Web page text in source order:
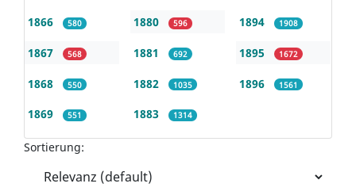
1866 580
1867 568
1868 550
1869 551
1880 596
1881 692
1882 1035
1883 1314
1894 1908
1895 1672
1896 1561
Sortierung: